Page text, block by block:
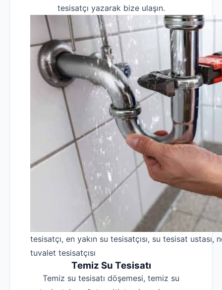
tesisatçı yazarak bize ulaşın.
tesisatçı, en yakın su tesisatçısı, su tesisat
tuvalet tesisatçısı
Temiz Su Tesisatı
Temiz su tesisatı döşemesi, temiz su